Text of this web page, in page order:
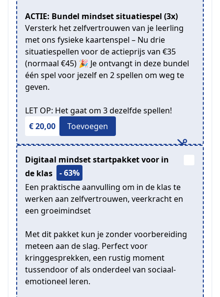
ACTIE: Bundel mindset situatiespel (3x)
Versterk het zelfvertrouwen van je leerling
met ons fysieke kaartenspel – Nu drie
situatiespellen voor de actieprijs van €35
(normaal €45) 🎉 Je ontvangt in deze bundel
één spel voor jezelf en 2 spellen om weg te
geven.
LET OP: Het gaat om 3 dezelfde spellen!
€ 20,00
Toevoegen
Digitaal mindset startpakket voor in
de klas
- 63%
Een praktische aanvulling om in de klas te
werken aan zelfvertrouwen, veerkracht en
een groeimindset
Met dit pakket kun je zonder voorbereiding
meteen aan de slag. Perfect voor
kringgesprekken, een rustig moment
tussendoor of als onderdeel van sociaal-
emotioneel leren.